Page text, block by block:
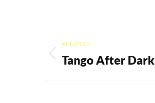
Album
navigation
PREVIOUS
Previous
Tango After Dark